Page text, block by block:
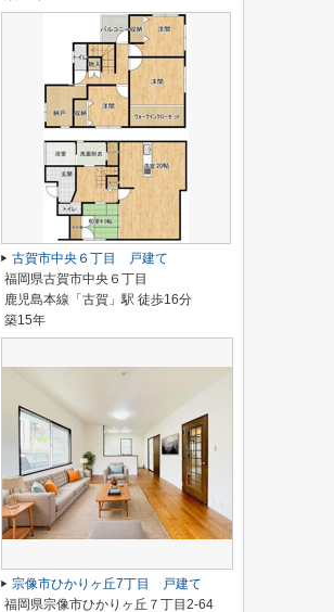
古賀市中央６丁目 戸建て
福岡県古賀市中央６丁目
鹿児島本線「古賀」駅 徒歩16分
築15年
宗像市ひかりヶ丘7丁目 戸建て
福岡県宗像市ひかりヶ丘７丁目2-64